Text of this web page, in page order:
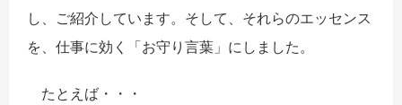
し、ご紹介しています。そして、それらのエッセンス
を、仕事に効く「お守り言葉」にしました。
たとえば・・・